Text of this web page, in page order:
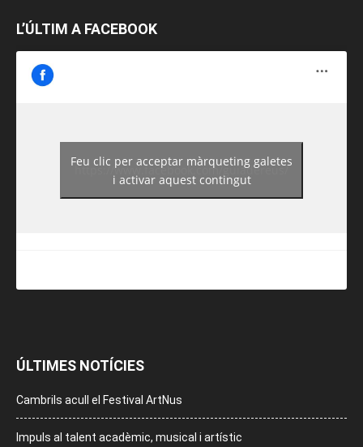
L’ÚLTIM A FACEBOOK
https://www.facebook.com/guiadereus/
Feu clic per acceptar màrqueting galetes
i activar aquest contingut
ÚLTIMES NOTÍCIES
Cambrils acull el Festival ArtNus
Impuls al talent acadèmic, musical i artístic